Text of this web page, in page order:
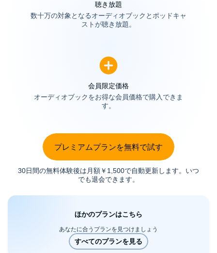
聴き放題
数十万の対象となるオーディオブックとポッドキャ
ストが聴き放題。
会員限定価格
オーディオブックをお得な会員価格で購入できま
す。
プレミアムプランを無料で試す
30日間の無料体験後は月額￥1,500で自動更新します。いつ
でも退会できます。
ほかのプランはこちら
あなたに合うプランを見つけましょう